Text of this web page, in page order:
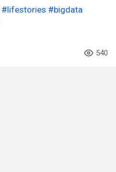
#lifestories #bigdata
540